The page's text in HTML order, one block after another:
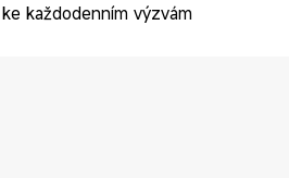
každodenním výzvám